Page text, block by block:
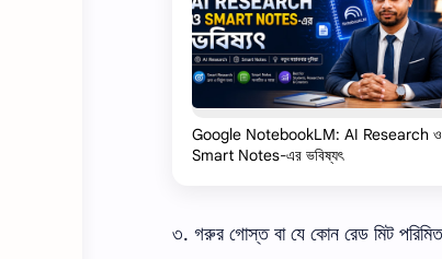
Google NotebookLM: AI Research ও
Smart Notes-এর ভবিষ্যৎ
৩. গরুর গোস্ত বা যে কোন রেড মিট পরিমিত